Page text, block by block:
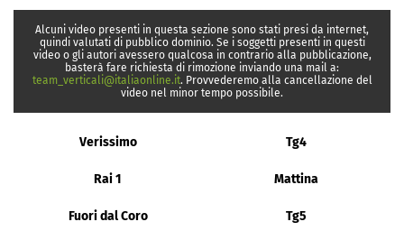
Alcuni video presenti in questa sezione sono stati presi da internet,
quindi valutati di pubblico dominio. Se i soggetti presenti in questi
video o gli autori avessero qualcosa in contrario alla pubblicazione,
basterà fare richiesta di rimozione inviando una mail a:
team_verticali@italiaonline.it. Provvederemo alla cancellazione del
video nel minor tempo possibile.
Verissimo Tg4
Rai 1 Mattina
Fuori dal Coro Tg5